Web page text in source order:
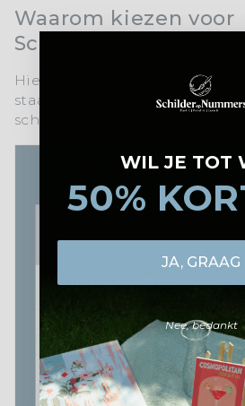
Waarom kiezen voor
SchilderOpNr.nl?
Hier is een korte uitleg
staat voor topkwaliteit en
schilderervaring:
WIL JE TOT
50%
JA, GRAAG
Nee, bedankt